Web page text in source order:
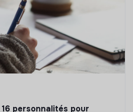
personnalités pour